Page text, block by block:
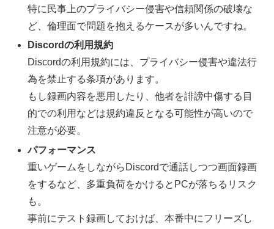
特に民事上のプライバシー侵害や信頼関係の破壊な
ど、倫理面で問題を抱えるケースが多いんですね。
Discordの利用規約
Discordの利用規約には、プライバシー侵害や違法行
為を禁止する条項があります。
もし録画内容を悪用したり、他者を誹謗中傷する目
的での利用などは規約違反となる可能性が高いので
注意が必要。
パフォーマンス
重いゲームをしながらDiscordで通話しつつ画面録画
をするなど、多重負荷をかけるとPCが落ちるリスク
も。
事前にテスト録画しておけば、本番中にフリーズし